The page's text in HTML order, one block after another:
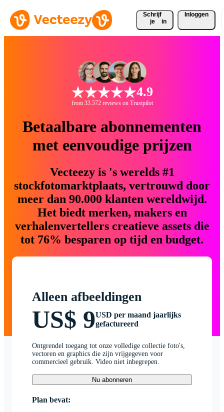
Schrijf
je
in
Inloggen
4.9
from 33.572 reviews on Trustpilot
Betaalbare abonnementen
met eenvoudige prijzen
Vecteezy is 's werelds #1
stockfotomarktplaats, vertrouwd door
meer dan 90.000 klanten wereldwijd.
Het biedt merken, makers en
verhalenvertellers creatieve assets die
tot 76% besparen op tijd en budget.
Alleen afbeeldingen
US$ 9USD per maand jaarlijks
gefactureerd
Ontgrendel toegang tot onze volledige collectie foto's,
vectoren en graphics die zijn vrijgegeven voor
commercieel gebruik. Video niet inbegrepen.
Nu abonneren
Plan bevat: